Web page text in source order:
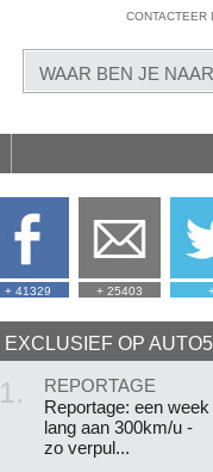
CONTACTEER
+ 41329 + 25403
EXCLUSIEF OP
1.
REPORTAGE
Reportage: een week
lang aan 300km/u -
zo verpul...